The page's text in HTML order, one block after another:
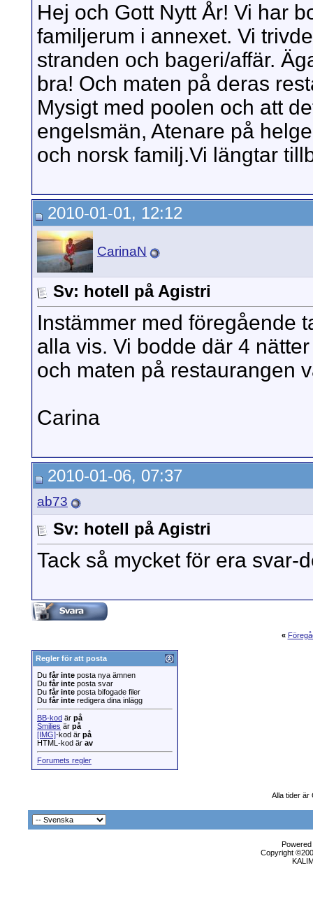
Hej och Gott Nytt År! Vi har
familjerum i annexet. Vi
stranden och bageri/affär.
bra! Och maten på deras
Mysigt med poolen och att
engelsmän, Atenare på
och norsk familj.Vi längtar
2010-01-01, 12:12
CarinaN
Sv: hotell på Agistri
Instämmer med föregående
alla vis. Vi bodde där 4
och maten på restaurangen
Carina
2010-01-06, 07:37
ab73
Sv: hotell på Agistri
Tack så mycket för era svar-
«
Regler för att posta
Du får inte posta nya ämnen
Du får inte posta svar
Du får inte posta bifogade filer
Du får inte redigera dina inlägg
BB-kod är på
Smilies är på
[IMG]-kod är på
HTML-kod är av
Forumets regler
Alla tider är
Copyright